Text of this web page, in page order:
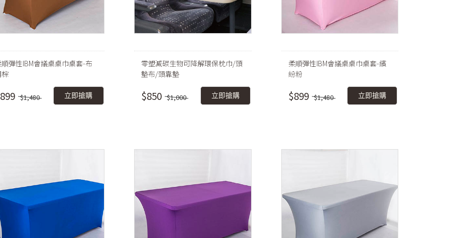
彈性IBM會議桌桌巾桌套-布
$1,480 立即搶購
零塑減碳生物可降解環保枕巾/頭
墊布/頭靠墊
$850 $1,000 立即搶購
柔順彈性IBM會議桌桌巾桌套-繽
紛粉
$899 $1,480 立即搶購